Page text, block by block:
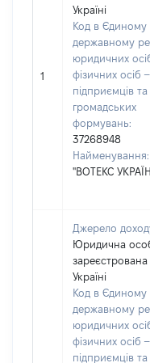
1
Україні
Код в Єдиному
державному
юридичних
фізичних осіб –
підприємців та
громадських
формувань:
37268948
Найменування:
"ВОТЕКС
Джерело
Юридична
зареєстрована
Україні
Код в Єдиному
державному
юридичних
фізичних осіб –
підприємців та